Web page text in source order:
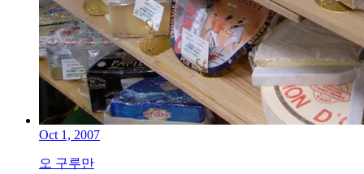
Oct 1, 2007
오 구루만